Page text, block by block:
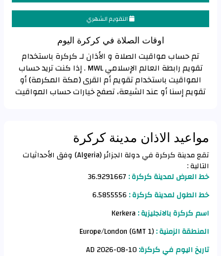
التقويم الشهري
اوقات الصلاة في كركرة اليوم
تم حساب مواقيت الصلاة و الأذان لـ كركرة باستخدام
تقويم رابطة العالم الإسلامي MWL . إذا كنت تريد حساب
المواقيت باستخدام تقويم أم القرى (مكة المكرمة) أو
تقويم إسنا أو عند الشيعة، تصفح خيارات حساب المواقيت
مواعيد الاذان مدينة كركرة
تقع مدينة كركرة في دولة الجزائر (Algeria) وفق الأحداثيات
التالية :
خط العرض لمدينة كركرة : 36.9291667
خط الطول لمدينة كركرة :
اسم كركرة بالانجليزية :
المنطقة الزمنية :
تاريخ اليوم في كركرة: